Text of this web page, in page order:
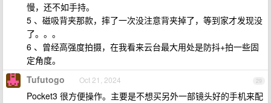
慢，还不如手持。
5 、磁吸背夹那款，摔了一次没注意背夹掉了，等到家才发现没
了。。。
6 、曾经高强度拍摄，在我看来云台最大用处是防抖+拍一些固
定角度。
29
Tufutogo Oct 21, 2024
Pocket3 很方便操作。主要是不想买另外一部镜头好的手机来配